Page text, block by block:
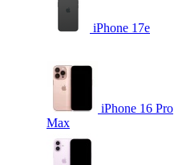
iPhone 17e
iPhone 16 Pro
Max